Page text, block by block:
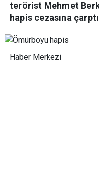
terörist Mehmet
hapis cezasına
Haber Merkezi